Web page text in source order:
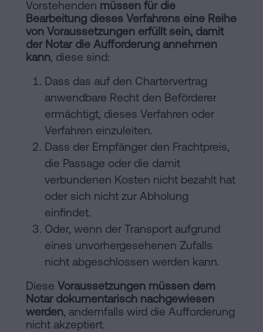
Vorstehenden müssen für die
Bearbeitung dieses Verfahrens eine Reihe
von Voraussetzungen erfüllt sein, damit
der Notar die Aufforderung annehmen
kann, diese sind:
Dass das auf den Chartervertrag
anwendbare Recht den Beförderer
ermächtigt, dieses Verfahren oder
Verfahren einzuleiten.
Dass der Empfänger den Frachtpreis,
die Passage oder die damit
verbundenen Kosten nicht bezahlt hat
oder sich nicht zur Abholung
einfindet.
Oder, wenn der Transport aufgrund
eines unvorhergesehenen Zufalls
nicht abgeschlossen werden kann.
Diese Voraussetzungen müssen dem
Notar dokumentarisch nachgewiesen
werden, andernfalls wird die Aufforderung
nicht akzeptiert.